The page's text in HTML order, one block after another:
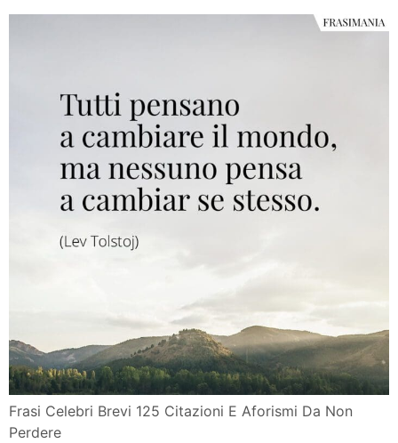
Frasi Celebri Brevi 125 Citazioni E Aforismi Da Non
Perdere